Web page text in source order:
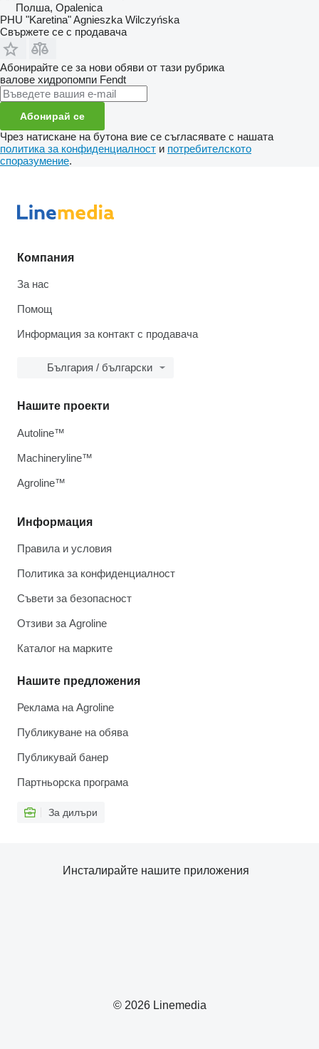
Полша, Opalenica
PHU "Karetina" Agnieszka Wilczyńska
Свържете се с продавача
Абонирайте се за нови обяви от тази рубрика
валове хидропомпи Fendt
Абонирай се
Чрез натискане на бутона вие се съгласявате с нашата
политика за конфиденциалност и потребителското
споразумение.
Компания
За нас
Помощ
Информация за контакт с продавача
България / български
Информация
Правила и условия
Политика за конфиденциалност
Съвети за безопасност
Отзиви за Agroline
Каталог на марките
Нашите предложения
Реклама на Agroline
Публикуване на обява
Публикувай банер
Партньорска програма
За дилъри
Нашите проекти
Autoline™
Machineryline™
Agroline™
© 2026 Linemedia
Инсталирайте нашите приложения